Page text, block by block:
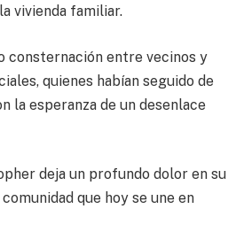
vivienda familiar.
consternación entre vecinos y
quienes habían seguido de
la esperanza de un desenlace
deja un profundo dolor en su
que hoy se une en